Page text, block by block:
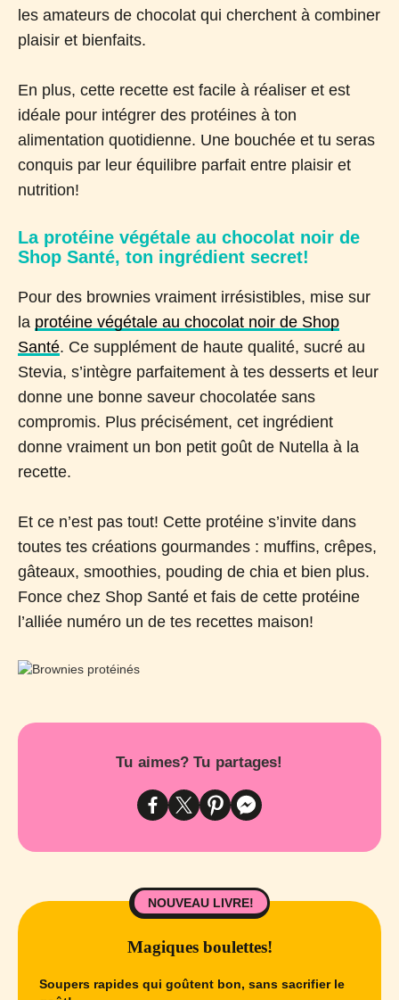
les amateurs de chocolat qui cherchent à combiner
plaisir et bienfaits.
En plus, cette recette est facile à réaliser et est
idéale pour intégrer des protéines à ton
alimentation quotidienne. Une bouchée et tu seras
conquis par leur équilibre parfait entre plaisir et
nutrition!
La protéine végétale au chocolat noir de
Shop Santé, ton ingrédient secret!
Pour des brownies vraiment irrésistibles, mise sur
la protéine végétale au chocolat noir de Shop
Santé. Ce supplément de haute qualité, sucré au
Stevia, s’intègre parfaitement à tes desserts et leur
donne une bonne saveur chocolatée sans
compromis. Plus précisément, cet ingrédient
donne vraiment un bon petit goût de Nutella à la
recette.
Et ce n’est pas tout! Cette protéine s’invite dans
toutes tes créations gourmandes : muffins, crêpes,
gâteaux, smoothies, pouding de chia et bien plus.
Fonce chez Shop Santé et fais de cette protéine
l’alliée numéro un de tes recettes maison!
Tu aimes? Tu partages!
NOUVEAU LIVRE!
Magiques boulettes!
Soupers rapides qui goûtent bon, sans sacrifier le